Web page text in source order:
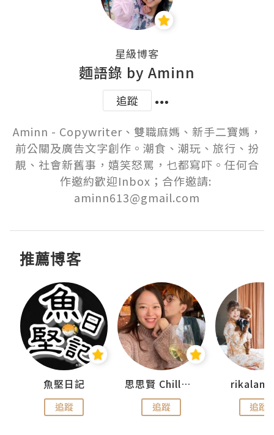
星級博客
麵語錄 by Aminn
追蹤
Aminn - Copywriter、雙職麻媽、新手二寶媽，
前公關及廣告文字創作。潮食、潮玩、旅行、扮
靚、社會新舊事，嬉笑怒罵，乜都寫吓。任何合
作邀約歡迎Inbox；合作邀請:
aminn613@gmail.com
推薦博客
魚堅日記
追蹤
思思賢 ChillMyBabe
追蹤 追蹤